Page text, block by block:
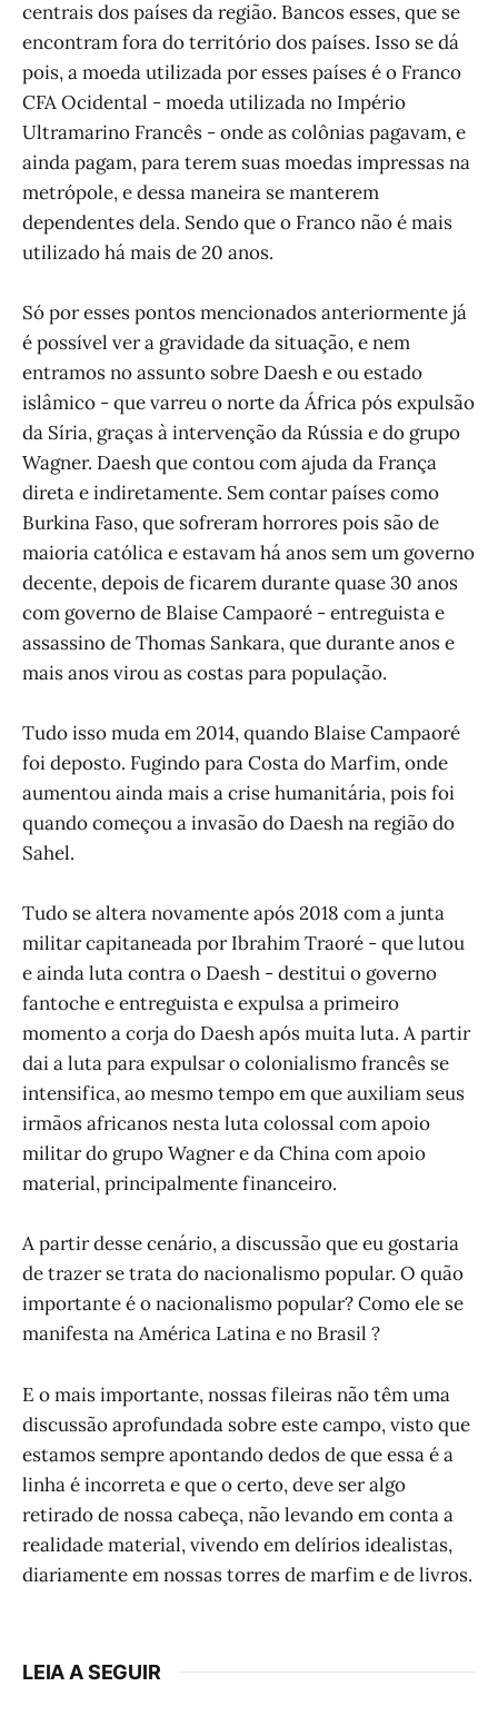
centrais dos países da região. Bancos esses, que se
encontram fora do território dos países. Isso se dá
pois, a moeda utilizada por esses países é o Franco
CFA Ocidental - moeda utilizada no Império
Ultramarino Francês - onde as colônias pagavam, e
ainda pagam, para terem suas moedas impressas na
metrópole, e dessa maneira se manterem
dependentes dela. Sendo que o Franco não é mais
utilizado há mais de 20 anos.
Só por esses pontos mencionados anteriormente já
é possível ver a gravidade da situação, e nem
entramos no assunto sobre Daesh e ou estado
islâmico - que varreu o norte da África pós expulsão
da Síria, graças à intervenção da Rússia e do grupo
Wagner. Daesh que contou com ajuda da França
direta e indiretamente. Sem contar países como
Burkina Faso, que sofreram horrores pois são de
maioria católica e estavam há anos sem um governo
decente, depois de ficarem durante quase 30 anos
com governo de Blaise Campaoré - entreguista e
assassino de Thomas Sankara, que durante anos e
mais anos virou as costas para população.
Tudo isso muda em 2014, quando Blaise Campaoré
foi deposto. Fugindo para Costa do Marfim, onde
aumentou ainda mais a crise humanitária, pois foi
quando começou a invasão do Daesh na região do
Sahel.
Tudo se altera novamente após 2018 com a junta
militar capitaneada por Ibrahim Traoré - que lutou
e ainda luta contra o Daesh - destitui o governo
fantoche e entreguista e expulsa a primeiro
momento a corja do Daesh após muita luta. A partir
dai a luta para expulsar o colonialismo francês se
intensifica, ao mesmo tempo em que auxiliam seus
irmãos africanos nesta luta colossal com apoio
militar do grupo Wagner e da China com apoio
material, principalmente financeiro.
A partir desse cenário, a discussão que eu gostaria
de trazer se trata do nacionalismo popular. O quão
importante é o nacionalismo popular? Como ele se
manifesta na América Latina e no Brasil ?
E o mais importante, nossas fileiras não têm uma
discussão aprofundada sobre este campo, visto que
estamos sempre apontando dedos de que essa é a
linha é incorreta e que o certo, deve ser algo
retirado de nossa cabeça, não levando em conta a
realidade material, vivendo em delírios idealistas,
diariamente em nossas torres de marfim e de livros.
LEIA A SEGUIR